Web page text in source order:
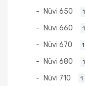
Nüvi 650 1
Nüvi 660 1
Nüvi 670 1
Nüvi 680 1
Nüvi 710 1